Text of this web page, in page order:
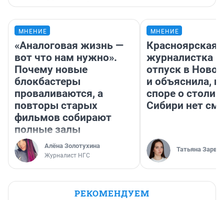
МНЕНИЕ
«Аналоговая жизнь —
вот что нам нужно».
Почему новые
блокбастеры
проваливаются, а
повторы старых
фильмов собирают
полные залы
Алёна Золотухина
Журналист НГС
МНЕНИЕ
Красноярская
журналистка
отпуск в
и объяснила,
споре о
Сибири нет
Татьяна Зарва
РЕКОМЕНДУЕМ